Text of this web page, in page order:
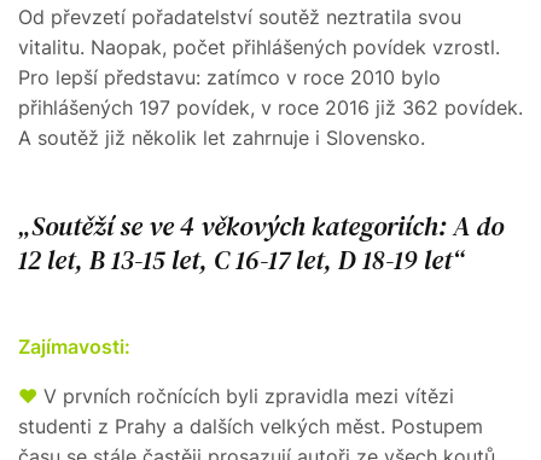
Od převzetí pořadatelství soutěž neztratila svou
vitalitu. Naopak, počet přihlášených povídek vzrostl.
Pro lepší představu: zatímco v roce 2010 bylo
přihlášených 197 povídek, v roce 2016 již 362 povídek.
A soutěž již několik let zahrnuje i Slovensko.
Soutěží se ve 4 věkových kategoriích: A do
12 let, B 13-15 let, C 16-17 let, D 18-19 let
Zajímavosti:
♥ V prvních ročnících byli zpravidla mezi vítězi
studenti z Prahy a dalších velkých měst. Postupem